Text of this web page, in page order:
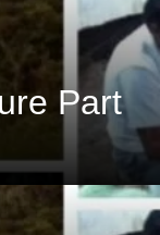
Part